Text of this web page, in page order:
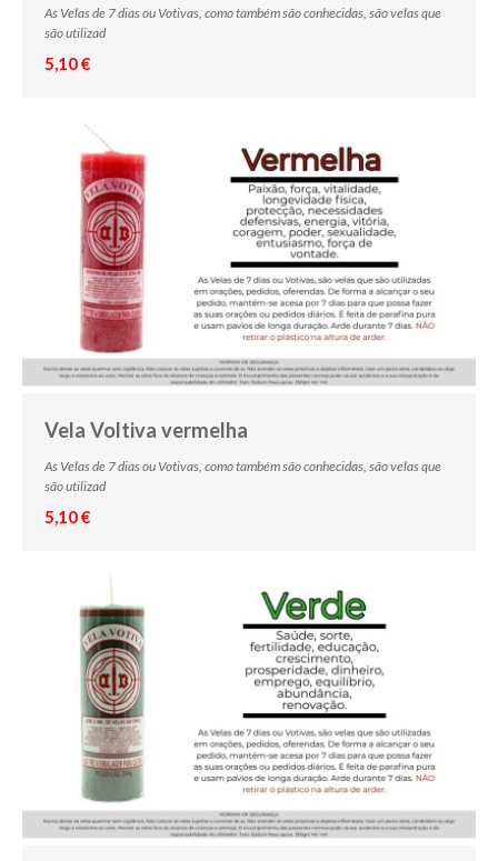
As Velas de 7 dias ou Votivas, como também são conhecidas, são velas que
são utilizad
5,10 €
Vela Voltiva vermelha
As Velas de 7 dias ou Votivas, como também são conhecidas, são velas que
são utilizad
5,10 €